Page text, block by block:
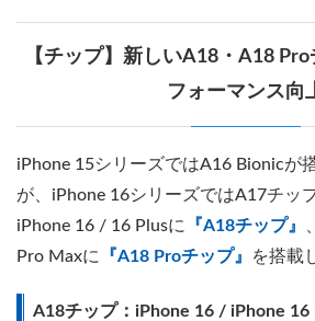
【チップ】新しいA18・A18
フォーマンス向
iPhone 15シリーズではA16 Bionicが
が、iPhone 16シリーズではA17チッ
iPhone 16 / 16 Plusに
『A18チップ』
Pro Maxに
『A18 Proチップ』 を搭載
A18チップ：iPhone 16 / iPhone 16